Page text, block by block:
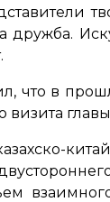
дружба.
что в